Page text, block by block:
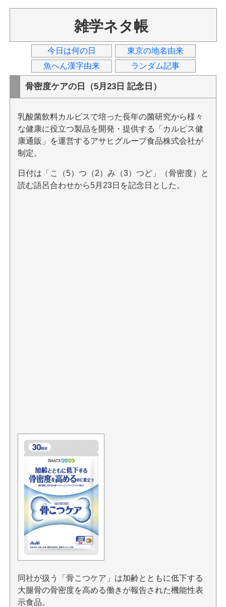
雑学ネタ帳
今日は何の日
東京の地名由来
魚へん漢字由来
ランダム記事
骨密度ケアの日（5月23日 記念日）
乳酸菌飲料カルピスで培った長年の菌研究から様々
な健康に役立つ製品を開発・提供する「カルピス健
康通販」を運営するアサヒグループ食品株式会社が
制定。
日付は「こ（5）つ（2）み（3）つど」（骨密度）と
読む語呂合わせから5月23日を記念日とした。
同社が扱う「骨こつケア」は加齢とともに低下する
大腿骨の骨密度を高める働きが報告された機能性表
示食品。